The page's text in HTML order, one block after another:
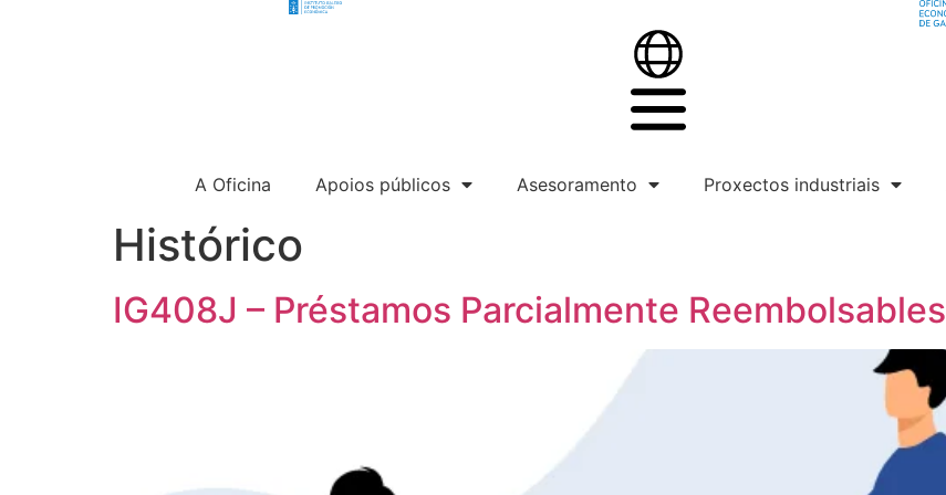
A Oficina Apoios públicos Asesoramento Proxectos industriais
Histórico
IG408J – Préstamos Parcialmente Reembolsables